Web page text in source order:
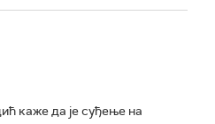
каже да је суђење на